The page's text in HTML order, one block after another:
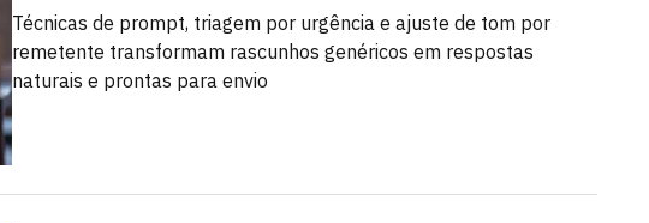
Técnicas de prompt, triagem por urgência e ajuste de tom por
remetente transformam rascunhos genéricos em respostas
naturais e prontas para envio